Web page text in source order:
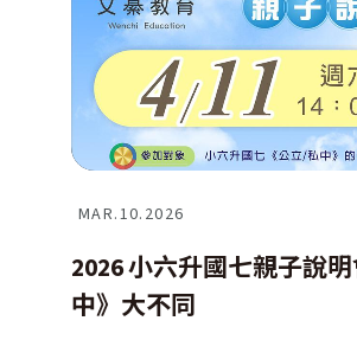
MAR.10.2026
2026 小六升國七親子說
中》大不同